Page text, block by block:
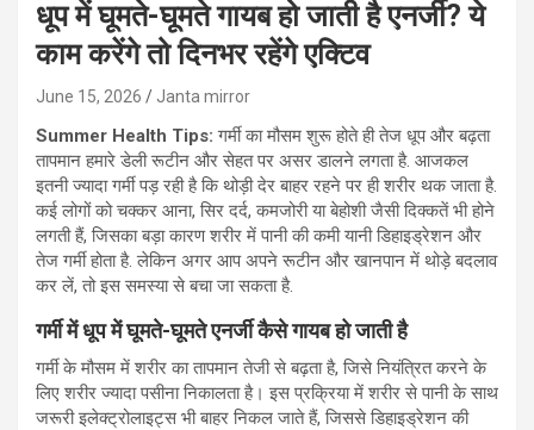
धूप में घूमते-घूमते गायब हो जाती है एनर्जी? ये
काम करेंगे तो दिनभर रहेंगे एक्टिव
June 15, 2026 Janta mirror
Summer Health Tips:गर्मी का मौसम शुरू होते ही तेज धूप और बढ़ता
तापमान हमारे डेली रूटीन और सेहत पर असर डालने लगता है. आजकल
इतनी ज्यादा गर्मी पड़ रही है कि थोड़ी देर बाहर रहने पर ही शरीर थक जाता है.
कई लोगों को चक्कर आना, सिर दर्द, कमजोरी या बेहोशी जैसी दिक्कतें भी होने
लगती हैं, जिसका बड़ा कारण शरीर में पानी की कमी यानी डिहाइड्रेशन और
तेज गर्मी होता है. लेकिन अगर आप अपने रूटीन और खानपान में थोड़े बदलाव
कर लें, तो इस समस्या से बचा जा सकता है.
गर्मी में धूप में घूमते-घूमते एनर्जी कैसे गायब हो जाती है
गर्मी के मौसम में शरीर का तापमान तेजी से बढ़ता है, जिसे नियंत्रित करने के
लिए शरीर ज्यादा पसीना निकालता है। इस प्रक्रिया में शरीर से पानी के साथ
जरूरी इलेक्ट्रोलाइट्स भी बाहर निकल जाते हैं, जिससे डिहाइड्रेशन की